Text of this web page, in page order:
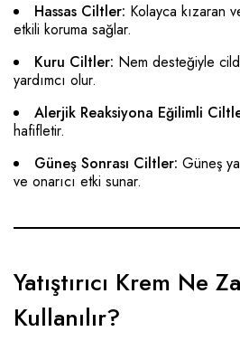
Hassas Ciltler: Kolayca kızaran
etkili koruma sağlar.
Kuru Ciltler: Nem desteğiyle
yardımcı olur.
Alerjik Reaksiyona Eğilimli
hafifletir.
Güneş Sonrası Ciltler: Güneş
ve onarıcı etki sunar.
Yatıştırıcı Krem Ne
Kullanılır?